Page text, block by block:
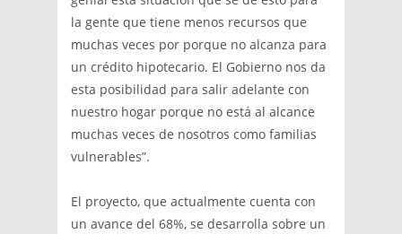
la gente que tiene menos recursos que
muchas veces por porque no alcanza para
un crédito hipotecario. El Gobierno nos da
esta posibilidad para salir adelante con
nuestro hogar porque no está al alcance
muchas veces de nosotros como familias
vulnerables”.
El proyecto, que actualmente cuenta con
un avance del 68%, se desarrolla sobre un